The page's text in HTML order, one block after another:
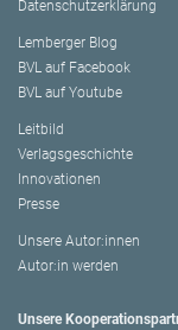
Datenschutzerklärung
Lemberger Blog
BVL auf Facebook
BVL auf Youtube
Leitbild
Verlagsgeschichte
Innovationen
Presse
Unsere Autor:innen
Autor:in werden
Unsere